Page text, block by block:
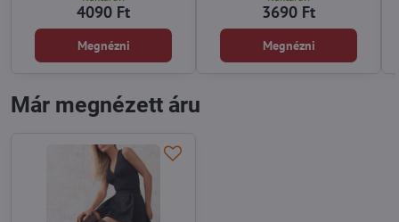
4090 Ft
Megnézni
3690 Ft
Megnézni
Már megnézett áru